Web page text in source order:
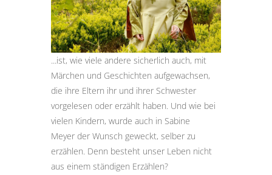
...ist, wie viele andere sicherlich auch, mit
Märchen und Geschichten aufgewachsen,
die ihre Eltern ihr und ihrer Schwester
vorgelesen oder erzählt haben. Und wie bei
vielen Kindern, wurde auch in Sabine
Meyer der Wunsch geweckt, selber zu
erzählen. Denn besteht unser Leben nicht
aus einem ständigen Erzählen?